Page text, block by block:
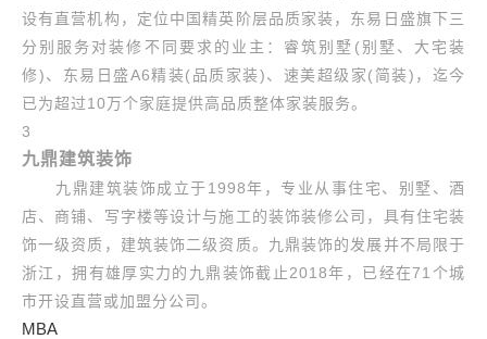
设有直营机构，定位中国精英阶层品质家装，东易日盛旗下三
分别服务对装修不同要求的业主：睿筑别墅(别墅、大宅装
修)、东易日盛A6精装(品质家装)、速美超级家(简装)，迄今
已为超过10万个家庭提供高品质整体家装服务。
3
九鼎建筑装饰
九鼎建筑装饰成立于1998年，专业从事住宅、别墅、酒
店、商铺、写字楼等设计与施工的装饰装修公司，具有住宅装
饰一级资质，建筑装饰二级资质。九鼎装饰的发展并不局限于
浙江，拥有雄厚实力的九鼎装饰截止2018年，已经在71个城
市开设直营或加盟分公司。
MBA